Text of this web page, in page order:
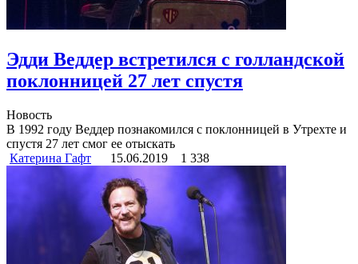
Эдди Веддер встретился с голландской
поклонницей 27 лет спустя
Новость
В 1992 году Веддер познакомился с поклонницей в Утрехте и
спустя 27 лет смог ее отыскать
Катерина Гафт
15.06.2019 1 338